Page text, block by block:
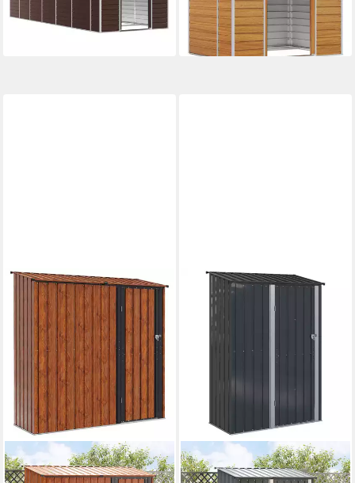
ab 749,99 €
21,77 €mtl. in 48 Raten
ab 266,99 €
13,26 €mtl. in 24 Raten
lieferbar - in 4-5 Werktagen bei dir